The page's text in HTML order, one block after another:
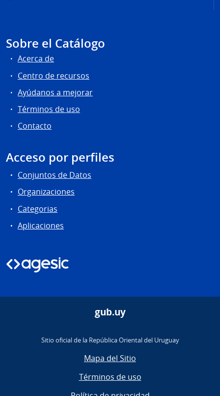
Sobre el Catálogo
Acerca de
Centro de recursos
Ayúdanos a mejorar
Términos de uso
Contacto
Acceso por perfiles
Conjuntos de Datos
Organizaciones
Categorias
Aplicaciones
gub.uy
Sitio oficial de la República Oriental del Uruguay
Mapa del Sitio
Términos de uso